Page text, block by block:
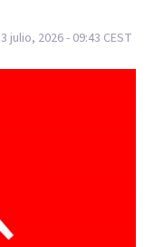
3 julio, 2026 - 09:43 CEST